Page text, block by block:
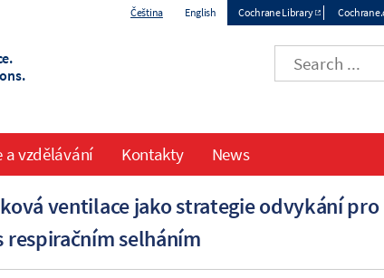
Čeština English
menu
Cochrane Library
ventilace jako strategie odvykání
respiračním selháním
a vzdělávání Kontakty News